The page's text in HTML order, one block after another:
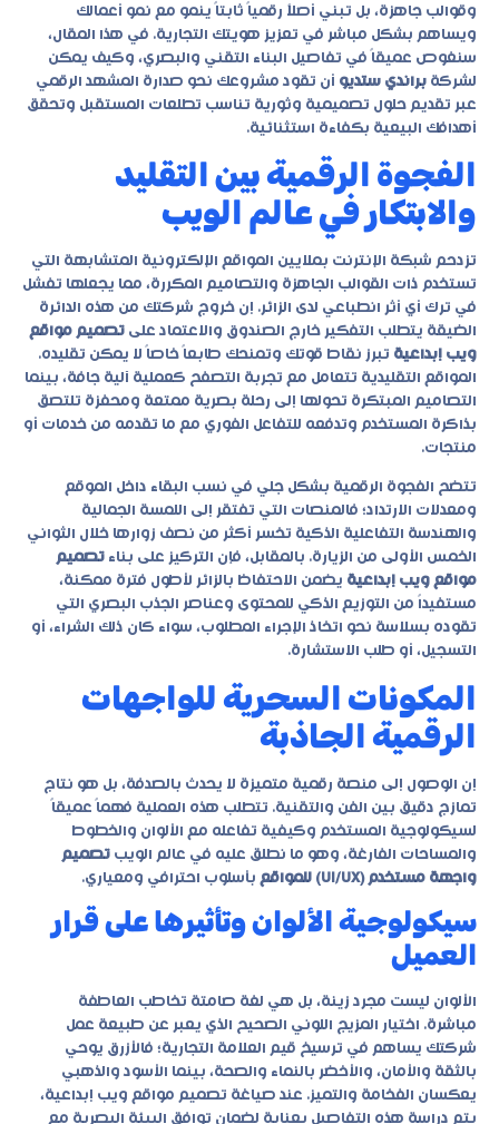
وقوالب جاهزة، بل تبني أصلاً رقمياً ثابتاً ينمو مع نمو أعمالك
ويساهم بشكل مباشر في تعزيز هويتك التجارية. في هذا المقال،
سنغوص عميقاً في تفاصيل البناء التقني والبصري، وكيف يمكن
لشركة براندي ستديو أن تقود مشروعك نحو صدارة المشهد الرقمي
عبر تقديم حلول تصميمية وثورية تناسب تطلعات المستقبل وتحقق
أهدافك البيعية بكفاءة استثنائية.
الفجوة الرقمية بين التقليد
والابتكار في عالم الويب
تزدحم شبكة الإنترنت بملايين المواقع الإلكترونية المتشابهة التي
تستخدم ذات القوالب الجاهزة والتصاميم المكررة، مما يجعلها تفشل
في ترك أي أثر انطباعي لدى الزائر. إن خروج شركتك من هذه الدائرة
الضيقة يتطلب التفكير خارج الصندوق والاعتماد على تصميم مواقع
ويب إبداعية تبرز نقاط قوتك وتمنحك طابعاً خاصاً لا يمكن تقليده.
المواقع التقليدية تتعامل مع تجربة التصفح كعملية آلية جافة، بينما
التصاميم المبتكرة تحولها إلى رحلة بصرية ممتعة ومحفزة تلتصق
بذاكرة المستخدم وتدفعه للتفاعل الفوري مع ما تقدمه من خدمات أو
منتجات.
تتضح الفجوة الرقمية بشكل جلي في نسب البقاء داخل الموقع
ومعدلات الارتداد؛ فالمنصات التي تفتقر إلى اللمسة الجمالية
والهندسة التفاعلية الذكية تخسر أكثر من نصف زوارها خلال الثواني
الخمس الأولى من الزيارة. بالمقابل، فإن التركيز على بناء تصميم
مواقع ويب إبداعية يضمن الاحتفاظ بالزائر لأطول فترة ممكنة،
مستفيداً من التوزيع الذكي للمحتوى وعناصر الجذب البصري التي
تقوده بسلاسة نحو اتخاذ الإجراء المطلوب، سواء كان ذلك الشراء، أو
التسجيل، أو طلب الاستشارة.
المكونات السحرية للواجهات
الرقمية الجاذبة
إن الوصول إلى منصة رقمية متميزة لا يحدث بالصدفة، بل هو نتاج
تمازج دقيق بين الفن والتقنية. تتطلب هذه العملية فهماً عميقاً
لسيكولوجية المستخدم وكيفية تفاعله مع الألوان والخطوط
والمساحات الفارغة، وهو ما نطلق عليه في عالم الويب تصميم
واجهة مستخدم (UI/UX) للمواقع
بأسلوب احترافي ومعياري.
سيكولوجية الألوان وتأثيرها على قرار
العميل
الألوان ليست مجرد زينة، بل هي لغة صامتة تخاطب العاطفة
مباشرة. اختيار المزيج اللوني الصحيح الذي يعبر عن طبيعة عمل
شركتك يساهم في ترسيخ قيم العلامة التجارية؛ فالأزرق يوحي
بالثقة والأمان، والأخضر بالنماء والصحة، بينما الأسود والذهبي
يعكسان الفخامة والتميز. عند صياغة تصميم مواقع ويب إبداعية،
يتم دراسة هذه التفاصيل بعناية لضمان توافق البيئة البصرية مع